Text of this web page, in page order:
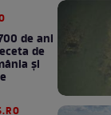
de ani
de
şi